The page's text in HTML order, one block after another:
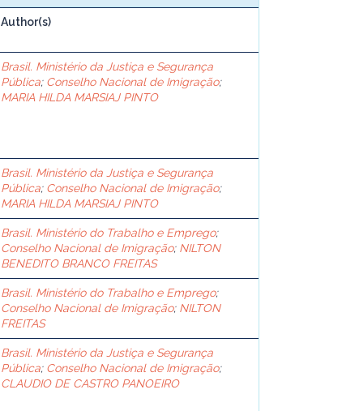
Author(s)
Brasil. Ministério da Justiça e Segurança
Pública; Conselho Nacional de Imigração;
MARIA HILDA MARSIAJ PINTO
Brasil. Ministério da Justiça e Segurança
Pública; Conselho Nacional de Imigração;
MARIA HILDA MARSIAJ PINTO
Brasil. Ministério do Trabalho e Emprego;
Conselho Nacional de Imigração; NILTON
BENEDITO BRANCO FREITAS
Brasil. Ministério do Trabalho e Emprego;
Conselho Nacional de Imigração; NILTON
FREITAS
Brasil. Ministério da Justiça e Segurança
Pública; Conselho Nacional de Imigração;
CLAUDIO DE CASTRO PANOEIRO